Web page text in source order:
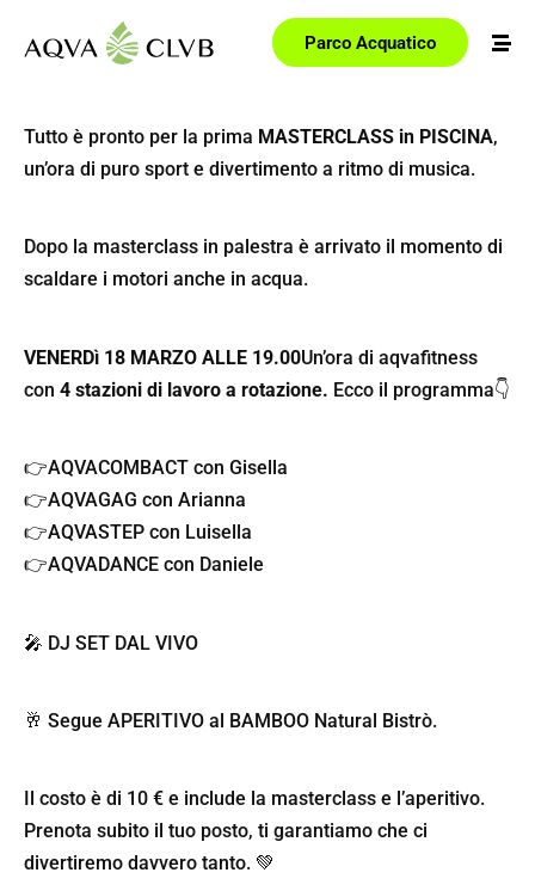
Parco Acquatico
Tutto è pronto per la prima MASTERCLASS in PISCINA,
un’ora di puro sport e divertimento a ritmo di musica.
Dopo la masterclass in palestra è arrivato il momento di
scaldare i motori anche in acqua.
VENERDì 18 MARZO ALLE 19.00Un’ora di aqvafitness
con 4 stazioni di lavoro a rotazione. Ecco il programma👇
👉AQVACOMBACT con Gisella
👉AQVAGAG con Arianna
👉AQVASTEP con Luisella
👉AQVADANCE con Daniele
🎤 DJ SET DAL VIVO
🥂 Segue APERITIVO al BAMBOO Natural Bistrò.
Il costo è di 10 € e include la masterclass e l’aperitivo.
Prenota subito il tuo posto, ti garantiamo che ci
divertiremo davvero tanto. 💚